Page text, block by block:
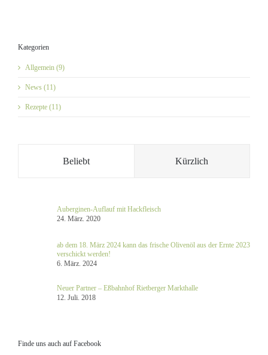
Kategorien
Allgemein (9)
News (11)
Rezepte (11)
Beliebt Kürzlich
Auberginen-Auflauf mit Hackfleisch
24. März. 2020
ab dem 18. März 2024 kann das frische Olivenöl aus der Ernte 2023
verschickt werden!
6. März. 2024
Neuer Partner – Eßbahnhof Rietberger Markthalle
12. Juli. 2018
Finde uns auch auf Facebook